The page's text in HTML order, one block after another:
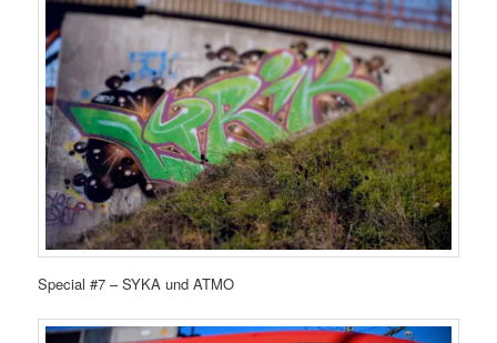
Special #7 – SYKA und ATMO